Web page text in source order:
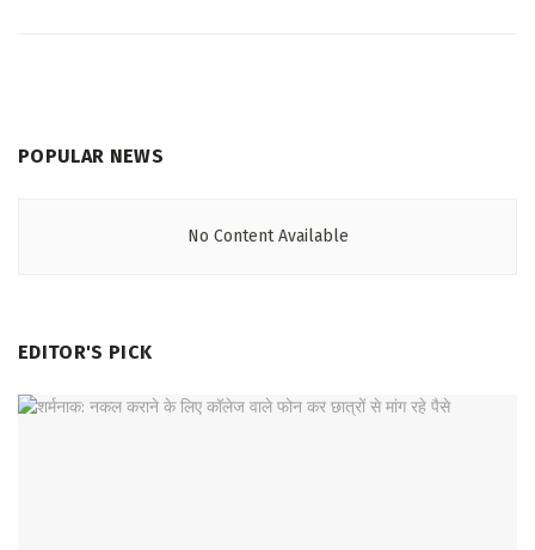
POPULAR NEWS
No Content Available
EDITOR'S PICK